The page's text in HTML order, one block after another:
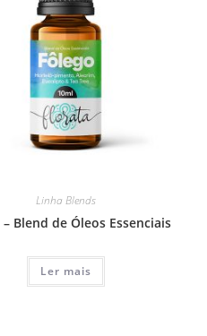
Linha Blends
– Blend de Óleos Essenciais
Ler mais